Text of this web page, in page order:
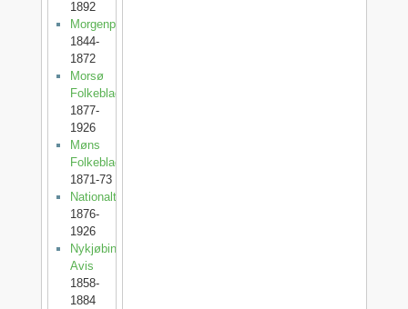
1892
Morgenposten
1844-
1872
Morsø
Folkeblad
1877-
1926
Møns
Folkeblad
1871-73
Nationaltidende
1876-
1926
Nykjøbing
Avis
1858-
1884